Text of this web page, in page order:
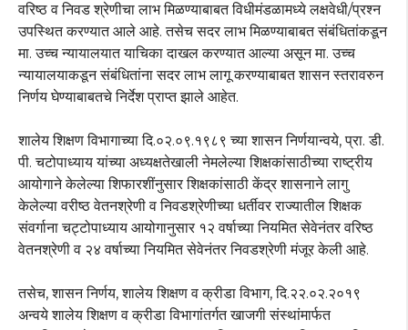
वरिष्ठ व निवड श्रेणीचा लाभ मिळण्याबाबत विधीमंडळामध्ये लक्षवेधी/प्रश्न
उपस्थित करण्यात आले आहे. तसेच सदर लाभ मिळण्याबाबत संबंधितांकडून
मा. उच्च न्यायालयात याचिका दाखल करण्यात आल्या असून मा. उच्च
न्यायालयाकडून संबंधितांना सदर लाभ लागू करण्याबाबत शासन स्तरावरुन
निर्णय घेण्याबाबतचे निर्देश प्राप्त झाले आहेत.
शालेय शिक्षण विभागाच्या दि.०२.०९.१९८९ च्या शासन निर्णयान्वये, प्रा. डी.
पी. चटोपाध्याय यांच्या अध्यक्षतेखाली नेमलेल्या शिक्षकांसाठीच्या राष्ट्रीय
आयोगाने केलेल्या शिफारशींनुसार शिक्षकांसाठी केंद्र शासनाने लागु
केलेल्या वरीष्ठ वेतनश्रेणी व निवडश्रेणीच्या धर्तीवर राज्यातील शिक्षक
संवर्गाना चट्टोपाध्याय आयोगानुसार १२ वर्षाच्या नियमित सेवेनंतर वरिष्ठ
वेतनश्रेणी व २४ वर्षाच्या नियमित सेवेनंतर निवडश्रेणी मंजूर केली आहे.
तसेच, शासन निर्णय, शालेय शिक्षण व क्रीडा विभाग, दि.२२.०२.२०१९
अन्वये शालेय शिक्षण व क्रीडा विभागांतर्गत खाजगी संस्थांमार्फत